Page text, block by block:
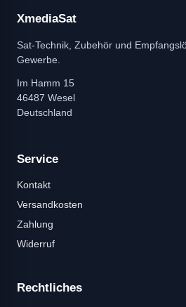
XmediaSat
Sat-Technik, Zubehör und
Gewerbe.
Im Hamm 15
46487 Wesel
Deutschland
Service
Kontakt
Versandkosten
Zahlung
Widerruf
Rechtliches